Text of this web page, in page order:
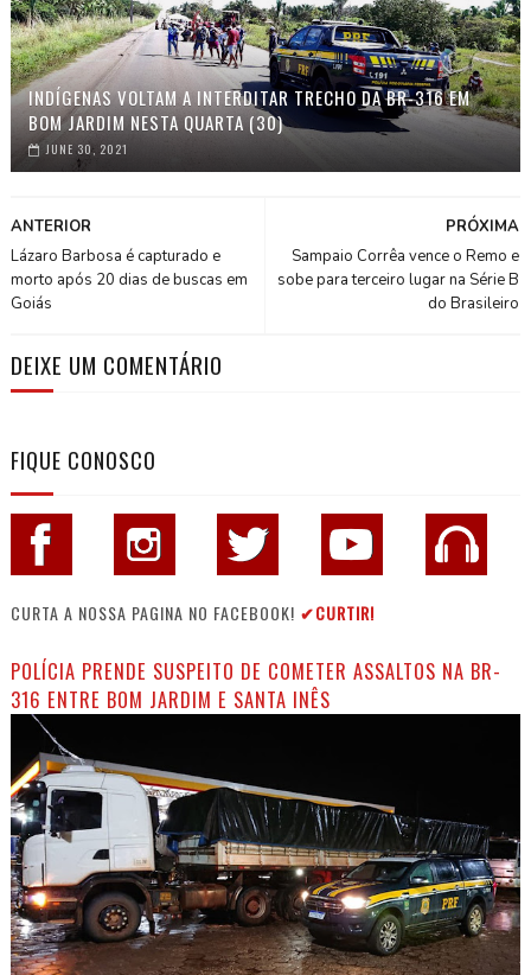
INDÍGENAS VOLTAM A INTERDITAR TRECHO DA BR-316 EM
BOM JARDIM NESTA QUARTA (30)
JUNE 30, 2021
PRÓXIMA
Sampaio Corrêa vence o Remo e
sobe para terceiro lugar na Série B
do Brasileiro
ANTERIOR
Lázaro Barbosa é capturado e
morto após 20 dias de buscas em
Goiás
DEIXE UM COMENTÁRIO
FIQUE CONOSCO
CURTA A NOSSA PAGINA NO FACEBOOK! ✔CURTIR!
POLÍCIA PRENDE SUSPEITO DE COMETER ASSALTOS NA BR-
316 ENTRE BOM JARDIM E SANTA INÊS